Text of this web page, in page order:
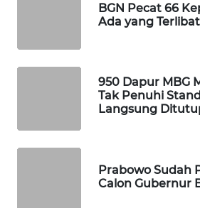
BGN Pecat 66
Ada yang
950 Dapur MBG
Tak Penuhi
Langsung
Prabowo Sudah
Calon Gubernur
MASYARAKAT